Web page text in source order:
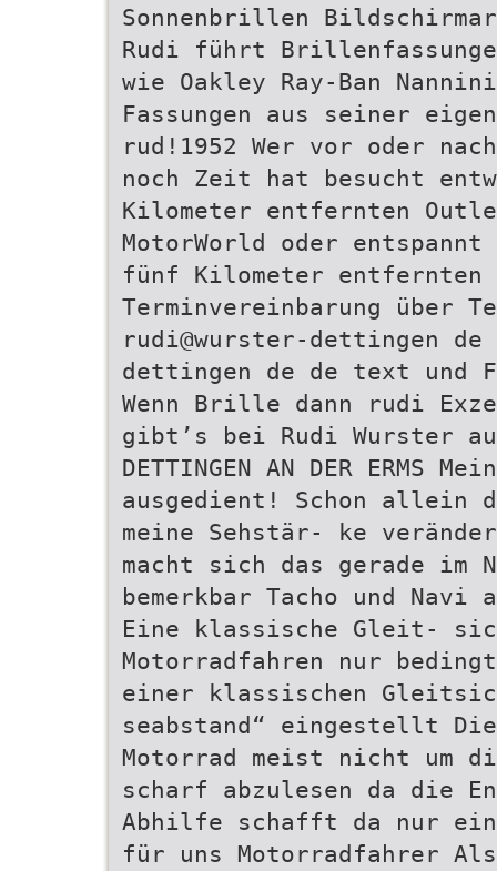
Sonnenbrillen
Rudi führt
wie Oakley Ray-Ban
Fassungen aus seiner
rud!1952 Wer vor oder
noch Zeit hat besucht
Kilometer entfernten
MotorWorld oder
fünf Kilometer entfernten
Terminvereinbarung über
rudi@wurster-dettingen de
dettingen de de text und
Wenn Brille dann rudi
gibt’s bei Rudi Wurster
DETTINGEN AN DER
ausgedient! Schon allein
meine Sehstär- ke
macht sich das gerade im
bemerkbar Tacho und
Eine klassische Gleit-
Motorradfahren nur
einer klassischen
seabstand“ eingestellt
Motorrad meist nicht um
scharf abzulesen da die
Abhilfe schafft da nur
für uns Motorradfahrer